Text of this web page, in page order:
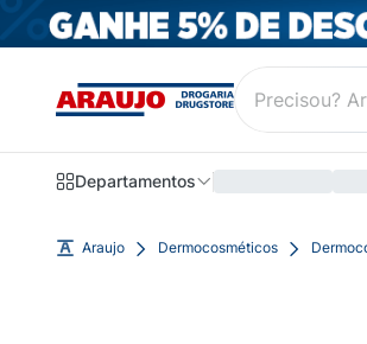
Departamentos
Araujo Dermocosméticos